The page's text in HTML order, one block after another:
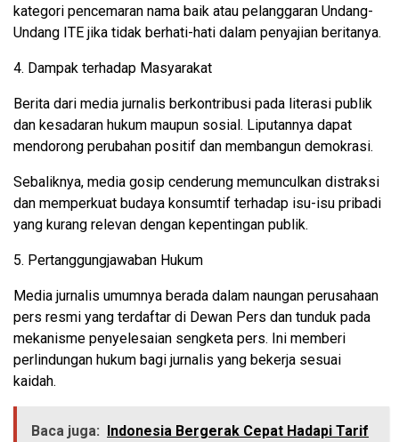
kategori pencemaran nama baik atau pelanggaran Undang-
Undang ITE jika tidak berhati-hati dalam penyajian beritanya.
4. Dampak terhadap Masyarakat
Berita dari media jurnalis berkontribusi pada literasi publik
dan kesadaran hukum maupun sosial. Liputannya dapat
mendorong perubahan positif dan membangun demokrasi.
Sebaliknya, media gosip cenderung memunculkan distraksi
dan memperkuat budaya konsumtif terhadap isu-isu pribadi
yang kurang relevan dengan kepentingan publik.
5. Pertanggungjawaban Hukum
Media jurnalis umumnya berada dalam naungan perusahaan
pers resmi yang terdaftar di Dewan Pers dan tunduk pada
mekanisme penyelesaian sengketa pers. Ini memberi
perlindungan hukum bagi jurnalis yang bekerja sesuai
kaidah.
Baca juga:
Indonesia Bergerak Cepat Hadapi Tarif